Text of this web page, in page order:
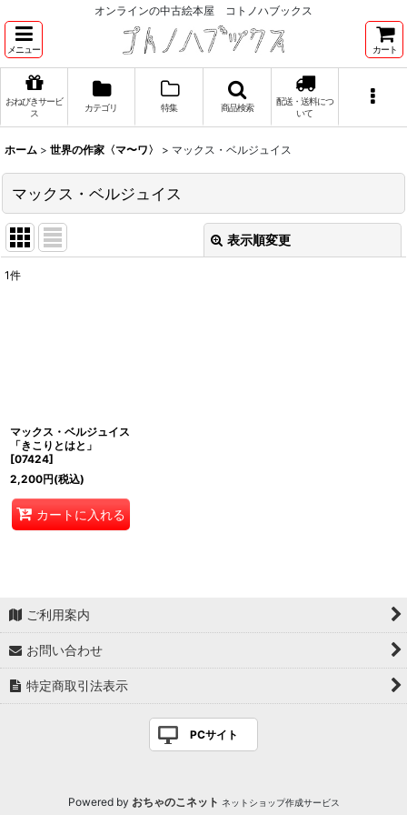
オンラインの中古絵本屋 コトノハブックス
メニュー カート
おねびきサービ
ス
カテゴリ 特集 商品検索
配送・送料につ
いて
ホーム > 世界の作家〈マ〜ワ〉 > マックス・ベルジュイス
マックス・ベルジュイス
表示順変更
1件
マックス・ベルジュイス
「きこりとはと」
[07424]
2,200円(税込)
カートに入れる
ご利用案内
お問い合わせ
特定商取引法表示
PCサイト
Powered by おちゃのこネット ネットショップ作成サービス